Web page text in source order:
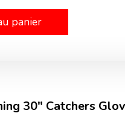
panier
30" Catchers